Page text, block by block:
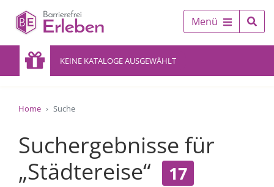
Menü
KEINE KATALOGE AUSGEWÄHLT
Home Suche
Suchergebnisse für
„Städtereise“
17